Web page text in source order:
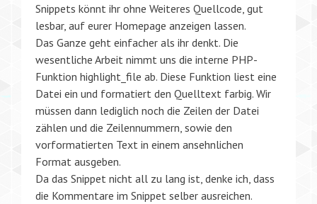
Snippets könnt ihr ohne Weiteres Quellcode, gut
lesbar, auf eurer Homepage anzeigen lassen.
Das Ganze geht einfacher als ihr denkt. Die
wesentliche Arbeit nimmt uns die interne PHP-
Funktion highlight_file ab. Diese Funktion liest eine
Datei ein und formatiert den Quelltext farbig. Wir
müssen dann lediglich noch die Zeilen der Datei
zählen und die Zeilennummern, sowie den
vorformatierten Text in einem ansehnlichen
Format ausgeben.
Da das Snippet nicht all zu lang ist, denke ich, dass
die Kommentare im Snippet selber ausreichen.